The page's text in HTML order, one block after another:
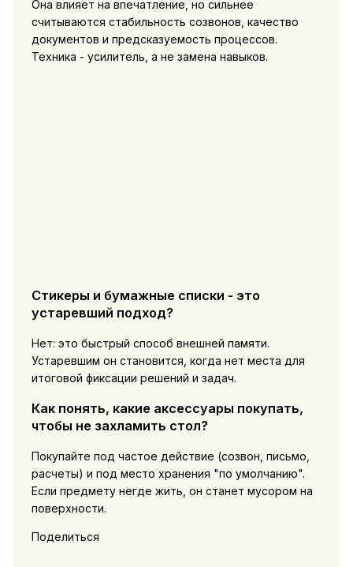
Она влияет на впечатление, но сильнее
считываются стабильность созвонов, качество
документов и предсказуемость процессов.
Техника - усилитель, а не замена навыков.
Стикеры и бумажные списки - это
устаревший подход?
Нет: это быстрый способ внешней памяти.
Устаревшим он становится, когда нет места для
итоговой фиксации решений и задач.
Как понять, какие аксессуары покупать,
чтобы не захламить стол?
Покупайте под частое действие (созвон, письмо,
расчеты) и под место хранения "по умолчанию".
Если предмету негде жить, он станет мусором на
поверхности.
Поделиться